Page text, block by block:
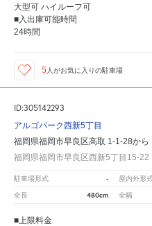
大型可 ハイルーフ可
■入出庫可能時間
24時間
5 人がお気に入りの駐車場
ID:305142293
アルゴパーク西新5丁目
福岡県福岡市早良区高取 1-1-28から
福岡県福岡市早良区西新5丁目15-22
駐車場形式 - 屋内外形
全長 480cm 全幅
■上限料金